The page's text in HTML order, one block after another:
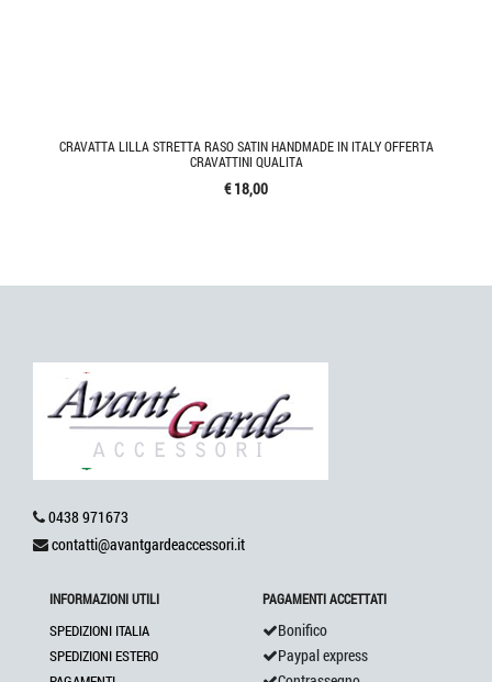
CRAVATTA LILLA STRETTA RASO SATIN HANDMADE IN ITALY OFFERTA
CRAVATTINI QUALITA
€ 18,00
0438 971673
contatti@avantgardeaccessori.it
INFORMAZIONI UTILI
SPEDIZIONI ITALIA
SPEDIZIONI ESTERO
PAGAMENTI ACCETTATI
Bonifico
Paypal express